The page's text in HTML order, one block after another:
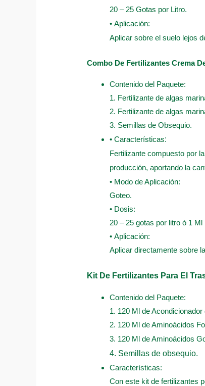
20 – 25 Gotas por Litro.
• Aplicación:
Aplicar sobre el suelo lejos
Combo De Fertilizantes Crema
Contenido del Paquete:
1. Fertilizante de algas
2. Fertilizante de algas
3. Semillas de Obsequio.
• Características:
Fertilizante compuesto por
producción, aportando la
• Modo de Aplicación:
Goteo.
• Dosis:
20 – 25 gotas por litro ó 1 Ml
• Aplicación:
Aplicar directamente sobre
Kit De Fertilizantes Para El
Contenido del Paquete:
1. 120 Ml de Acondicionador
2. 120 Ml de Aminoácidos
3. 120 Ml de Aminoácidos
4. Semillas de obsequio.
Características:
Con este kit de fertilizantes